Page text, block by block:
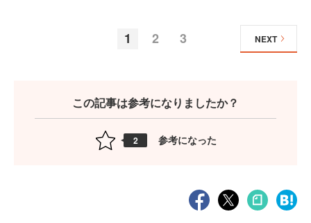
1 2 3 NEXT
この記事は参考になりましたか？
2 参考になった